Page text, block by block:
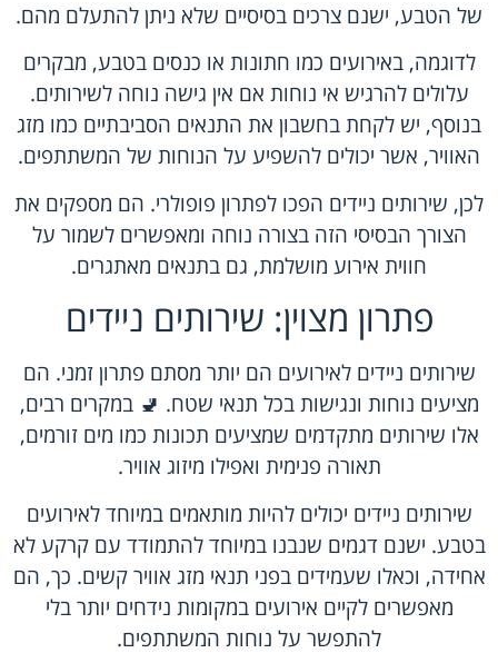
של הטבע, ישנם צרכים בסיסיים שלא ניתן להתעלם מהם.
לדוגמה, באירועים כמו חתונות או כנסים בטבע, מבקרים
עלולים להרגיש אי נוחות אם אין גישה נוחה לשירותים.
בנוסף, יש לקחת בחשבון את התנאים הסביבתיים כמו מזג
האוויר, אשר יכולים להשפיע על הנוחות של המשתתפים.
לכן, שירותים ניידים הפכו לפתרון פופולרי. הם מספקים את
הצורך הבסיסי הזה בצורה נוחה ומאפשרים לשמור על
חווית אירוע מושלמת, גם בתנאים מאתגרים.
פתרון מצוין: שירותים ניידים
שירותים ניידים לאירועים הם יותר מסתם פתרון זמני. הם
מציעים נוחות ונגישות בכל תנאי שטח. 🚽 במקרים רבים,
אלו שירותים מתקדמים שמציעים תכונות כמו מים זורמים,
תאורה פנימית ואפילו מיזוג אוויר.
שירותים ניידים יכולים להיות מותאמים במיוחד לאירועים
בטבע. ישנם דגמים שנבנו במיוחד להתמודד עם קרקע לא
אחידה, וכאלו שעמידים בפני תנאי מזג אוויר קשים. כך, הם
מאפשרים לקיים אירועים במקומות נידחים יותר בלי
להתפשר על נוחות המשתתפים.